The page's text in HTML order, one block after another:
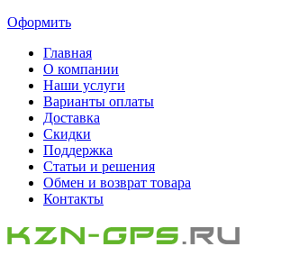
Оформить
Главная
О компании
Наши услуги
Варианты оплаты
Доставка
Скидки
Поддержка
Статьи и решения
Обмен и возврат товара
Контакты